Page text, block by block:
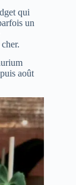
qui
un
août